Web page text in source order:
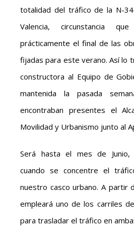
totalidad del tráfico de la N-
Valencia, circunstancia
prácticamente el final de las
fijadas para este verano. Así lo
constructora al Equipo de
mantenida la pasada
encontraban presentes el
Movilidad y Urbanismo junto al
Será hasta el mes de Junio,
cuando se concentre el
nuestro casco urbano. A partir
empleará uno de los carriles
para trasladar el tráfico en